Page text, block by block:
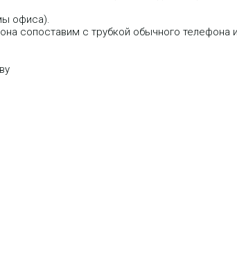
офиса).
сопоставим с трубкой обычного телефона